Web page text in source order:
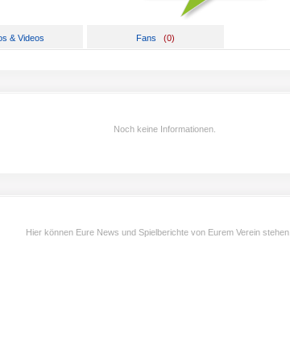
& Videos Fans (0)
Noch keine Informationen.
Hier können Eure News und Spielberichte von Eurem Verein stehen.